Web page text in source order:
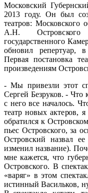
Московский
2013 году. Он был
театров: Московского
А.Н.
государственного
обновил репертуар,
Первая постановка
произведениям
- Мы привезли этот
Сергей Безруков. - Что
с него все началось.
театр новых актеров,
обратился к
пьес Островского, за
Островский назвал
изменил название).
мне кажется, что
Островского. В
«варяг» в этом
истинный Васильков,